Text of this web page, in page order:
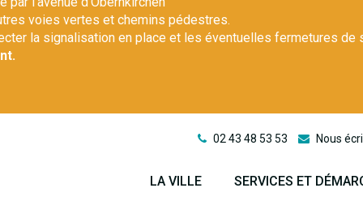
voies vertes et chemins pédestres.
la signalisation en place et les éventuelles fermetures de
02 43 48 53 53 Nous
LA VILLE SERVICES ET